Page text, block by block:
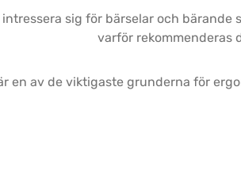
intressera sig för bärselar och
varför rekommenderas
en av de viktigaste grunderna för